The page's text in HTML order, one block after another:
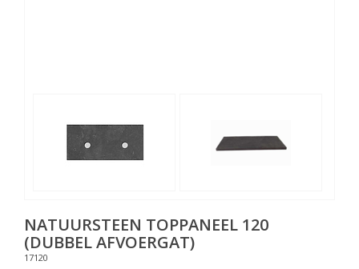
NATUURSTEEN TOPPANEEL 120
(DUBBEL AFVOERGAT)
17120